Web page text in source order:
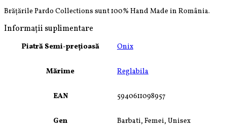
Brățările Pardo Collections sunt 100% Hand Made in România.
Informații suplimentare
Piatră Semi-prețioasă Onix
Mărime Reglabila
EAN 5940611098957
Gen Barbati, Femei, Unisex